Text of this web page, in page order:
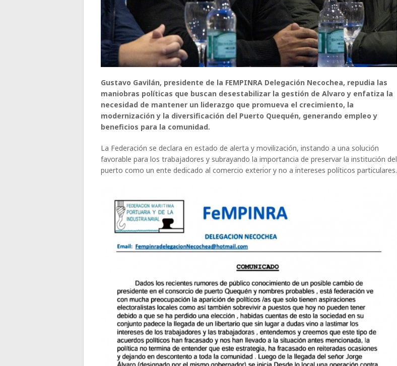
Gustavo Gavilán, presidente de la FEMPINRA Delegación Necochea, repudia las
maniobras políticas que buscan desestabilizar la gestión de Alvaro y enfatiza la
necesidad de mantener un liderazgo que promueva el crecimiento, la
modernización y la diversificación del Puerto Quequén, generando empleo y
beneficios para la comunidad.
La Federación se declara en estado de alerta y movilización, instando a una solución
favorable para los trabajadores y subrayando la importancia de preservar la institución del
puerto como un ente dedicado al comercio exterior y no a intereses políticos particulares.